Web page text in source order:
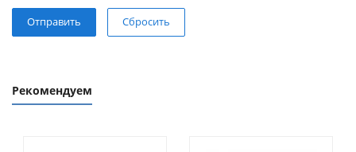
Сбросить
Рекомендуем